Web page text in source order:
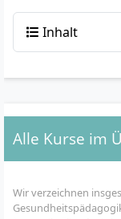
Inhalt
Alle Kurse im
Wir verzeichnen